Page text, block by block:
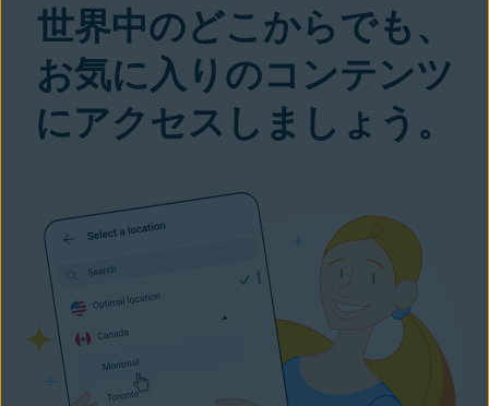
世界中のどこからでも、
お気に入りのコンテンツ
にアクセスしましょう。